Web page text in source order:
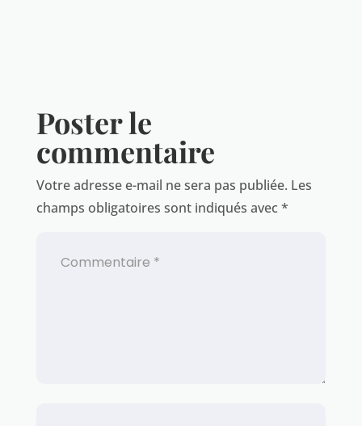
Poster le
commentaire
Votre adresse e-mail ne sera pas publiée. Les
champs obligatoires sont indiqués avec *